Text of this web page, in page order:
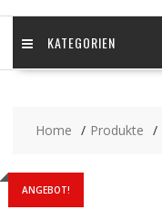
KATEGORIEN
Home Produkte
ANGEBOT!